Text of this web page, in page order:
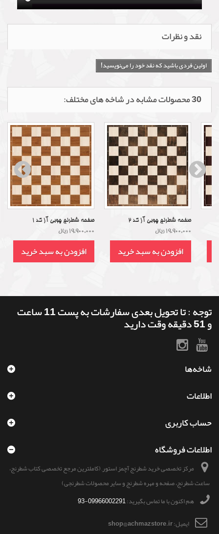
نقد و نظرات
اولین فردی باشید که نقد خود را می‌نویسید!
30 محصولات مشابه در شاخه های مختلف:
صفحه شطرنج چوبی آز کد 1
19,900,000 ریال
افزودن به سبد خرید
صفحه شطرنج چوبی آز کد 2
19,900,000 ریال
افزودن به سبد خرید
توجه : تا تحویل بعدی سفارشات به پست 11 ساعت
و 51 دقیقه وقت دارید
شاخه‌ها
اطلاعات
حساب کاربری
اطلاعات فروشگاه
مرکز تخصصی خرید شطرنج آچمز استور, (کاملترین مرجع تخصصی کتاب شطرنج،
ساعت شطرنج، صفحه و مهره شطرنج و سایر محصولات شطرنجی)
هم اکنون با ما تماس بگیرید:09966002291-93